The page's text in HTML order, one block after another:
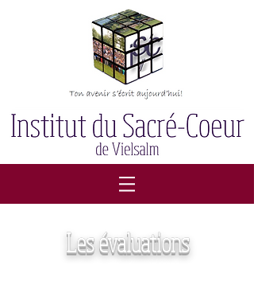
Les évaluations